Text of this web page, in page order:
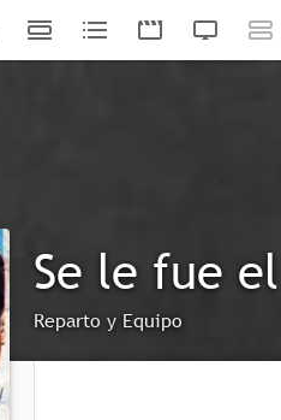
Se le fue
Reparto y Equipo